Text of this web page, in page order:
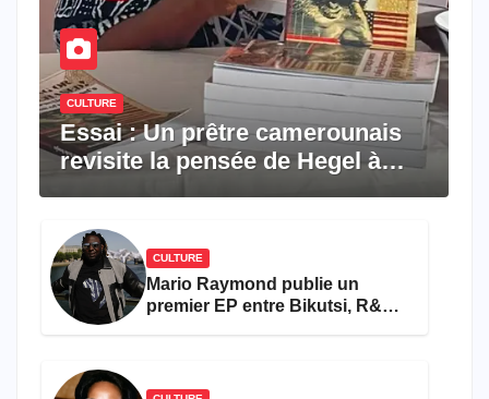
CULTURE
Essai : Un prêtre camerounais
revisite la pensée de Hegel à
CULTURE
Mario Raymond publie un
premier EP entre Bikutsi, R&B